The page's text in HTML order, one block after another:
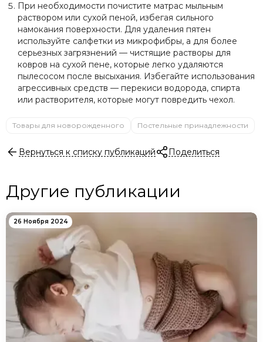
При необходимости почистите матрас мыльным
раствором или сухой пеной, избегая сильного
намокания поверхности. Для удаления пятен
используйте салфетки из микрофибры, а для более
серьезных загрязнений — чистящие растворы для
ковров на сухой пене, которые легко удаляются
пылесосом после высыхания. Избегайте использования
агрессивных средств — перекиси водорода, спирта
или растворителя, которые могут повредить чехол.
Товары для новорожденного Постельные принадлежности
Вернуться к списку публикаций Поделиться
Другие публикации
26 Ноября 2024